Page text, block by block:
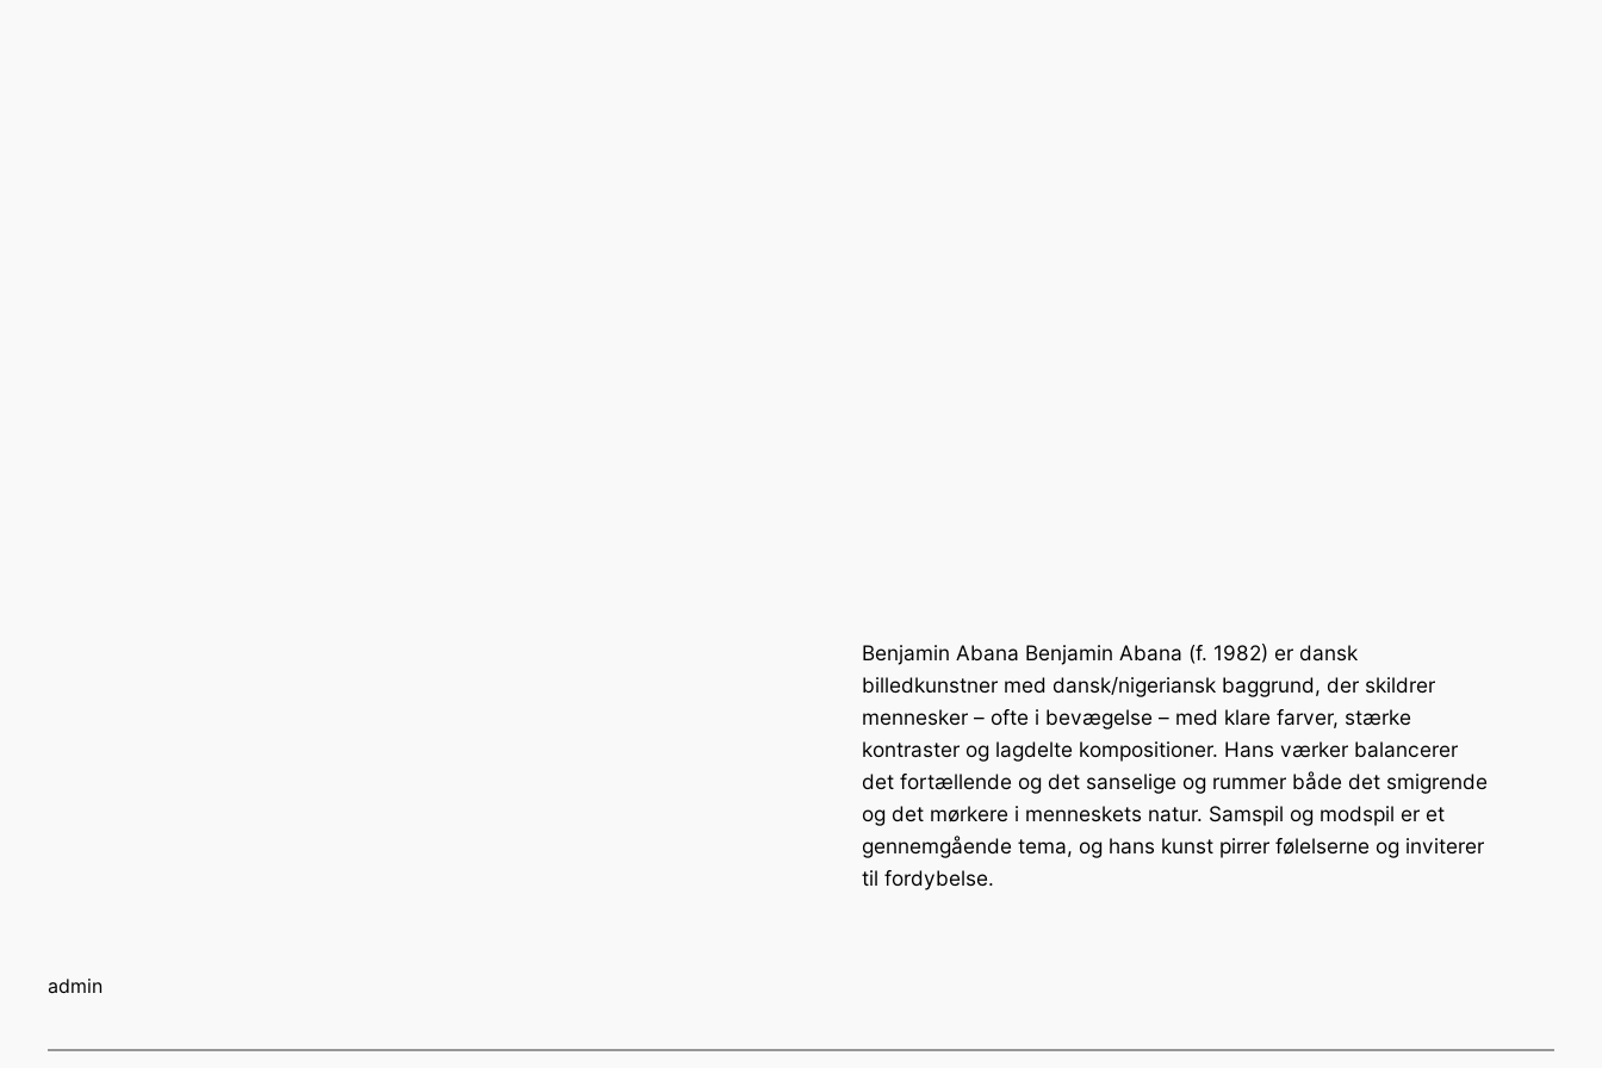
Benjamin Abana Benjamin Abana (f. 1982) er dansk
billedkunstner med dansk/nigeriansk baggrund, der skildrer
mennesker – ofte i bevægelse – med klare farver, stærke
kontraster og lagdelte kompositioner. Hans værker balancerer
det fortællende og det sanselige og rummer både det smigrende
og det mørkere i menneskets natur. Samspil og modspil er et
gennemgående tema, og hans kunst pirrer følelserne og inviterer
til fordybelse.
admin